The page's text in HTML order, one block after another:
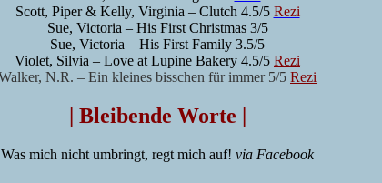
Scott, Piper & Kelly, Virginia – Clutch 4.5/5 Rezi
Sue, Victoria – His First Christmas 3/5
Sue, Victoria – His First Family 3.5/5
Violet, Silvia – Love at Lupine Bakery 4.5/5 Rezi
N.R. – Ein kleines bisschen für immer 5/5 Rezi
| Bleibende Worte |
Was mich nicht umbringt, regt mich auf! via Facebook